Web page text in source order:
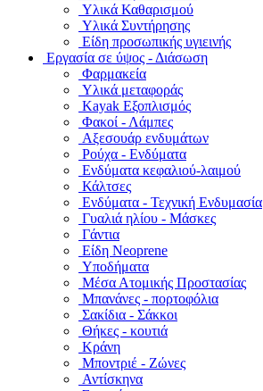
Υλικά Καθαρισμού
Υλικά Συντήρησης
Είδη προσωπικής υγιεινής
Εργασία σε ύψος - Διάσωση
Φαρμακεία
Υλικά μεταφοράς
Kayak Εξοπλισμός
Φακοί - Λάμπες
Αξεσουάρ ενδυμάτων
Ρούχα - Ενδύματα
Ενδύματα κεφαλιού-λαιμού
Κάλτσες
Ενδύματα - Τεχνική Ενδυμασία
Γυαλιά ηλίου - Μάσκες
Γάντια
Είδη Neoprene
Υποδήματα
Μέσα Ατομικής Προστασίας
Μπανάνες - πορτοφόλια
Σακίδια - Σάκκοι
Θήκες - κουτιά
Κράνη
Μποντριέ - Ζώνες
Αντίσκηνα